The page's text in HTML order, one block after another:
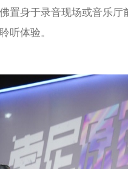
置身于录音现场或音乐厅
听体验。